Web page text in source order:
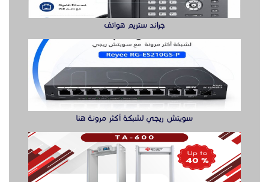
بوابه كشف المعادن بوابة سيكيورتى
buy ssd solution